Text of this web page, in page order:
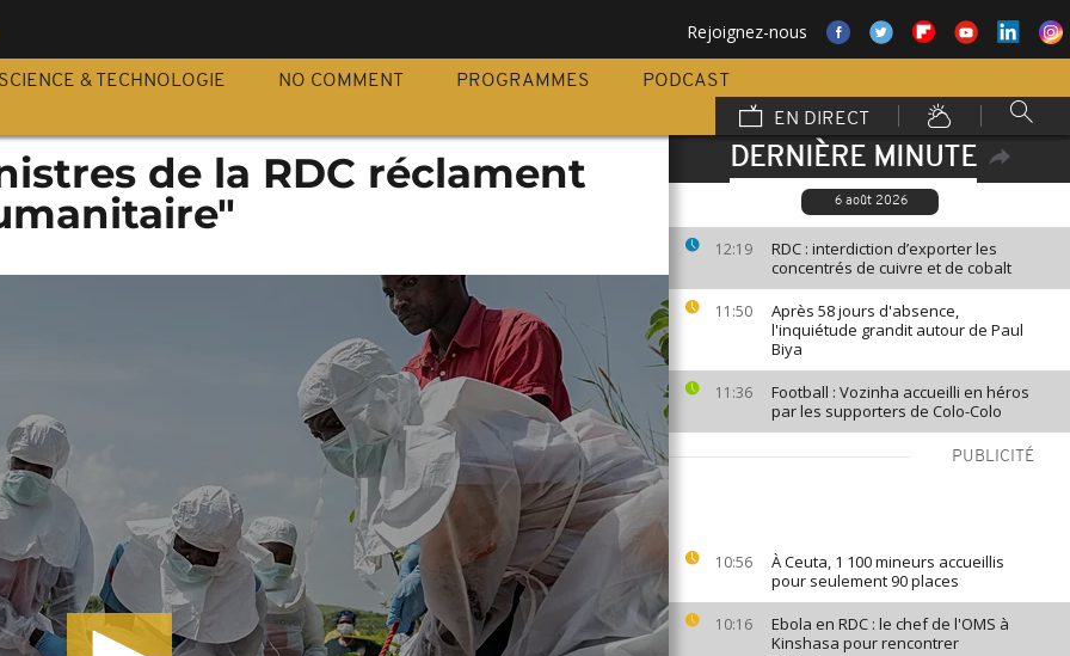
Rejoignez-nous
SCIENCE & TECHNOLOGIE NO COMMENT PROGRAMMES
PODCAST
EN DIRECT
DERNIÈRE MINUTE
6 août 2026
12:19
RDC : interdiction d’exporter les
concentrés de cuivre et de cobalt
11:50
Après 58 jours d'absence,
l'inquiétude grandit autour de Paul
Biya
11:36
Football : Vozinha accueilli en héros
par les supporters de Colo-Colo
PUBLICITÉ
10:56
À Ceuta, 1 100 mineurs accueillis
pour seulement 90 places
10:16
Ebola en RDC : le chef de l'OMS à
Kinshasa pour rencontrer
de la RDC réclament